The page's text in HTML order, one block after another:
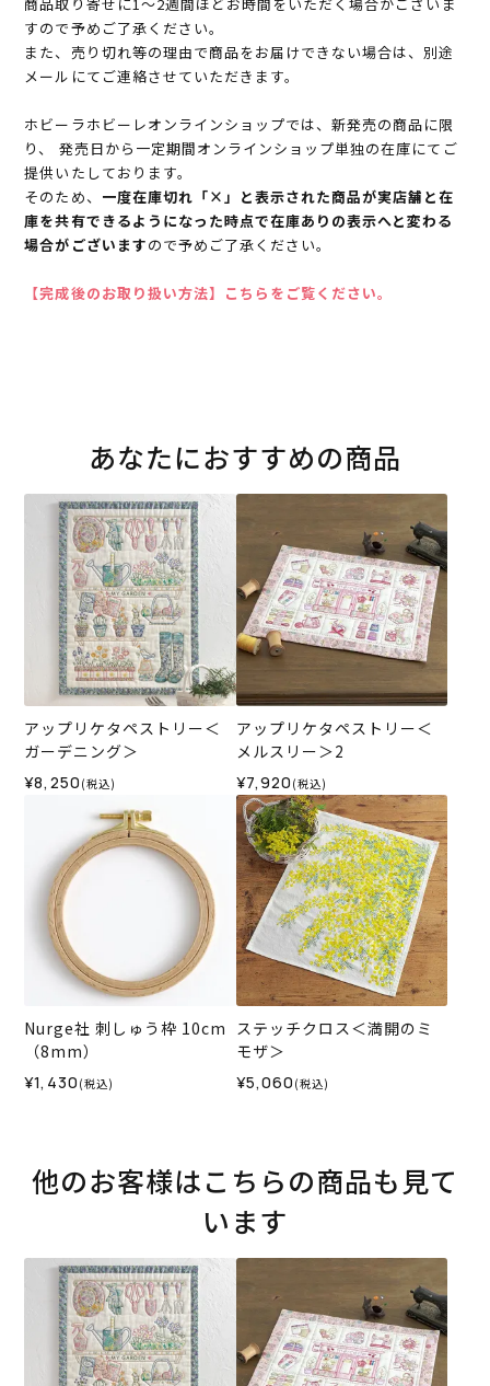
すので予めご了承ください。
また、売り切れ等の理由で商品をお届けできない場合は、別途
メールにてご連絡させていただきます。
ホビーラホビーレオンラインショップでは、新発売の商品に限
り、 発売日から一定期間オンラインショップ単独の在庫にてご
提供いたしております。
そのため、 一度在庫切れ「×」と表示された商品が実店舗と在
庫を共有できるようになった時点で在庫ありの表示へと変わる
場合がございますので予めご了承ください。
【完成後のお取り扱い方法】こちらをご覧ください。
あなたにおすすめの商品
アップリケタペストリー＜
ガーデニング＞
¥8,250 (税込)
アップリケタペストリー＜
メルスリー＞2
¥7,920 (税込)
Nurge社 刺しゅう枠 10cm
（8mm）
¥1,430 (税込)
ステッチクロス＜満開のミ
モザ＞
¥5,060 (税込)
他のお客様はこちらの商品も見て
います